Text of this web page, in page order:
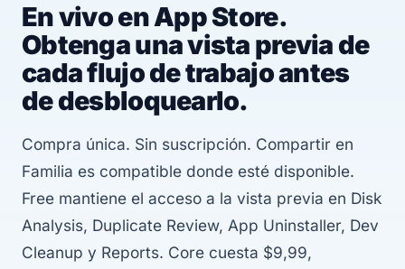
En vivo en App Store.
Obtenga una vista previa de
cada flujo de trabajo antes
de desbloquearlo.
Compra única. Sin suscripción. Compartir en
Familia es compatible donde esté disponible.
Free mantiene el acceso a la vista previa en Disk
Analysis, Duplicate Review, App Uninstaller, Dev
Cleanup y Reports. Core cuesta $9,99,